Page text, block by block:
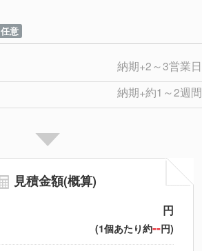
任意
納期+2～3営業日
納期+約1～2週間
見積金額(概算)
円
(1個あたり約--円)